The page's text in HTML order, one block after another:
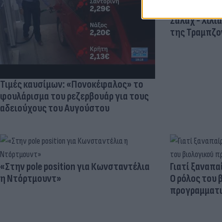
Τιμές καυσίμων: «Πονοκέφαλος» το
φουλάρισμα του ρεζερβουάρ για τους
αδειούχους του Αυγούστου
Σαλάχ -
της
«Στην pole position για Κωνσταντέλια
η Ντόρτμουντ»
Γιατί
Ο ρόλος του